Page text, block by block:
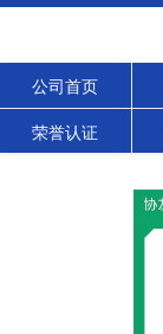
公司首页
荣誉认证